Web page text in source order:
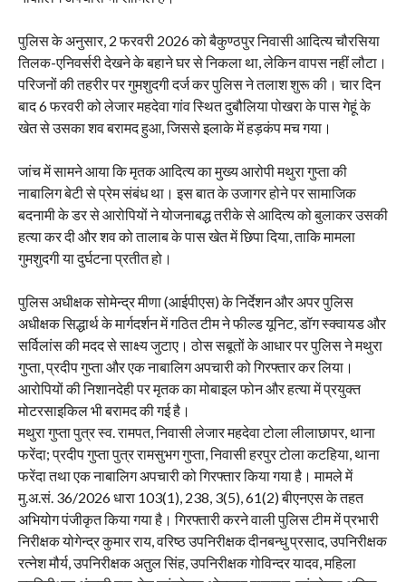
पुलिस के अनुसार, 2 फरवरी 2026 को बैकुण्ठपुर निवासी आदित्य चौरसिया
तिलक-एनिवर्सरी देखने के बहाने घर से निकला था, लेकिन वापस नहीं लौटा।
परिजनों की तहरीर पर गुमशुदगी दर्ज कर पुलिस ने तलाश शुरू की। चार दिन
बाद 6 फरवरी को लेजार महदेवा गांव स्थित दुबौलिया पोखरा के पास गेहूं के
खेत से उसका शव बरामद हुआ, जिससे इलाके में हड़कंप मच गया।
जांच में सामने आया कि मृतक आदित्य का मुख्य आरोपी मथुरा गुप्ता की
नाबालिग बेटी से प्रेम संबंध था। इस बात के उजागर होने पर सामाजिक
बदनामी के डर से आरोपियों ने योजनाबद्ध तरीके से आदित्य को बुलाकर उसकी
हत्या कर दी और शव को तालाब के पास खेत में छिपा दिया, ताकि मामला
गुमशुदगी या दुर्घटना प्रतीत हो।
पुलिस अधीक्षक सोमेन्द्र मीणा (आईपीएस) के निर्देशन और अपर पुलिस
अधीक्षक सिद्धार्थ के मार्गदर्शन में गठित टीम ने फील्ड यूनिट, डॉग स्क्वायड और
सर्विलांस की मदद से साक्ष्य जुटाए। ठोस सबूतों के आधार पर पुलिस ने मथुरा
गुप्ता, प्रदीप गुप्ता और एक नाबालिग अपचारी को गिरफ्तार कर लिया।
आरोपियों की निशानदेही पर मृतक का मोबाइल फोन और हत्या में प्रयुक्त
मोटरसाइकिल भी बरामद की गई है।
मथुरा गुप्ता पुत्र स्व. रामपत, निवासी लेजार महदेवा टोला लीलाछापर, थाना
फरेंदा; प्रदीप गुप्ता पुत्र रामसुभग गुप्ता, निवासी हरपुर टोला कटहिया, थाना
फरेंदा तथा एक नाबालिग अपचारी को गिरफ्तार किया गया है। मामले में
मु.अ.सं. 36/2026 धारा 103(1), 238, 3(5), 61(2) बीएनएस के तहत
अभियोग पंजीकृत किया गया है। गिरफ्तारी करने वाली पुलिस टीम में प्रभारी
निरीक्षक योगेन्द्र कुमार राय, वरिष्ठ उपनिरीक्षक दीनबन्धु प्रसाद, उपनिरीक्षक
रत्नेश मौर्य, उपनिरीक्षक अतुल सिंह, उपनिरीक्षक गोविन्दर यादव, महिला